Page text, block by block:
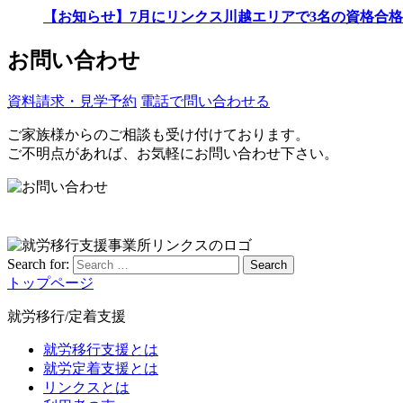
【お知らせ】7月にリンクス川越エリアで3名の資格合
お問い合わせ
資料請求・見学予約 電話で問い合わせる
ご家族様からのご相談も受け付けております。
ご不明点があれば、お気軽にお問い合わせ下さい。
Search for: Search
トップページ
就労移行/定着支援
就労移行支援とは
就労定着支援とは
リンクスとは